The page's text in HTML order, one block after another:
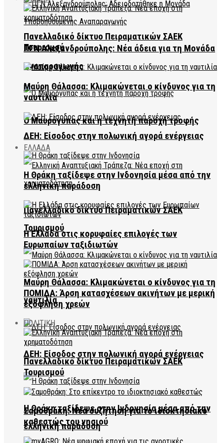
ΠΓΝ Αλεξανδρούπολης: Νέα άδεια για τη Μονάδα
Αναπαραγωγής
Ο Μαυρόγυπας και η τεχνητή παροχή τροφής
ΕΛΛΑΔΑ
Πανελλαδικό δίκτυο Πειραματικών ΣΑΕΚ
Τουρισμού
Μαύρη Θάλασσα: Κλιμακώνεται ο κίνδυνος για τη
ναυτιλία
ΔΕΗ: Είσοδος στην πολωνική αγορά ενέργειας
Η Θράκη ταξίδεψε στην Ινδονησία μέσα από την
ελληνική παράδοση
Πανελλαδικό δίκτυο Πειραματικών ΣΑΕΚ
Τουρισμού
Μαύρη Θάλασσα: Κλιμακώνεται ο κίνδυνος για τη
ναυτιλία
ΔΕΗ: Είσοδος στην πολωνική αγορά ενέργειας
Η Θράκη ταξίδεψε στην Ινδονησία μέσα από την
ελληνική παράδοση
Η Ελλάδα στις κορυφαίες επιλογές των
Ευρωπαίων ταξιδιωτών
ΠΟΜΙΔΑ: Άρση κατασχέσεων ακινήτων με μερική
εξόφληση χρεών
ΠΟΛΙΤΙΚΗ
Πανελλαδικό δίκτυο Πειραματικών ΣΑΕΚ
Τουρισμού
Σαμοθράκη: Νέα συζήτηση για το ιδιοκτησιακό
καθεστώς του νησιού